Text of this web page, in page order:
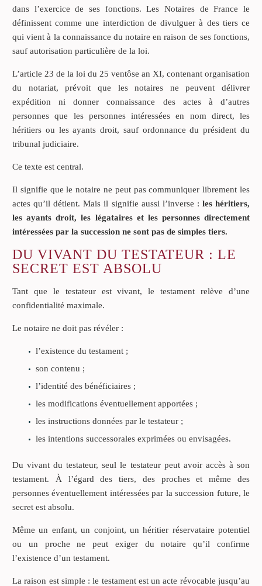
dans l’exercice de ses fonctions. Les Notaires de France le
définissent comme une interdiction de divulguer à des tiers ce
qui vient à la connaissance du notaire en raison de ses fonctions,
sauf autorisation particulière de la loi.
L’article 23 de la loi du 25 ventôse an XI, contenant organisation
du notariat, prévoit que les notaires ne peuvent délivrer
expédition ni donner connaissance des actes à d’autres
personnes que les personnes intéressées en nom direct, les
héritiers ou les ayants droit, sauf ordonnance du président du
tribunal judiciaire.
Ce texte est central.
Il signifie que le notaire ne peut pas communiquer librement les
actes qu’il détient. Mais il signifie aussi l’inverse : les héritiers,
les ayants droit, les légataires et les personnes directement
intéressées par la succession ne sont pas de simples tiers.
DU VIVANT DU TESTATEUR : LE
SECRET EST ABSOLU
Tant que le testateur est vivant, le testament relève d’une
confidentialité maximale.
Le notaire ne doit pas révéler :
l’existence du testament ;
son contenu ;
l’identité des bénéficiaires ;
les modifications éventuellement apportées ;
les instructions données par le testateur ;
les intentions successorales exprimées ou envisagées.
Du vivant du testateur, seul le testateur peut avoir accès à son
testament. À l’égard des tiers, des proches et même des
personnes éventuellement intéressées par la succession future, le
secret est absolu.
Même un enfant, un conjoint, un héritier réservataire potentiel
ou un proche ne peut exiger du notaire qu’il confirme
l’existence d’un testament.
La raison est simple : le testament est un acte révocable jusqu’au